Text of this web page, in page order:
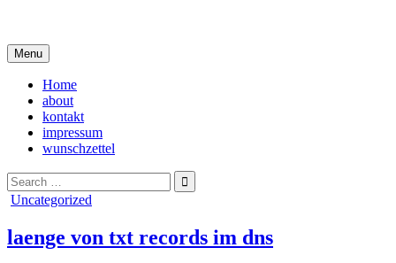
content
Menu
Home
about
kontakt
impressum
wunschzettel
Search
for:
Posted
Uncategorized
laenge von txt records im dns